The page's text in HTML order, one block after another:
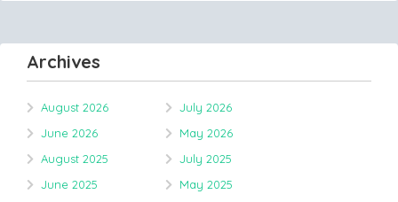
Archives
August 2026
July 2026
June 2026
May 2026
August 2025
July 2025
June 2025
May 2025